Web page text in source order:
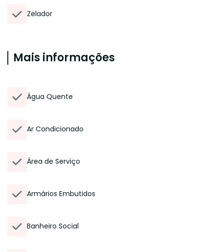
Zelador
Mais informações
Água Quente
Ar Condicionado
Área de Serviço
Armários Embutidos
Banheiro Social